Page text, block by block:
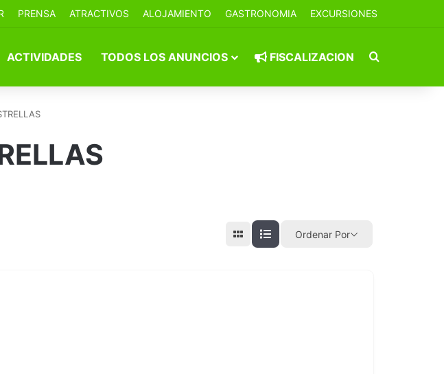
PRENSA ATRACTIVOS ALOJAMIENTO GASTRONOMIA EXCURSIONES
ACTIVIDADES TODOS LOS ANUNCIOS FISCALIZACION Buscar por
Ordenar Por